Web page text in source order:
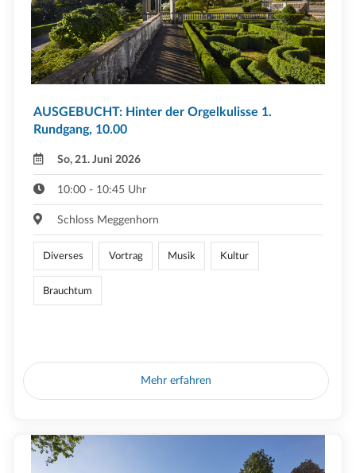
AUSGEBUCHT: Hinter der Orgelkulisse 1.
Rundgang, 10.00
So, 21. Juni 2026
10:00 - 10:45 Uhr
Schloss Meggenhorn
Diverses Vortrag Musik Kultur
Brauchtum
Mehr erfahren